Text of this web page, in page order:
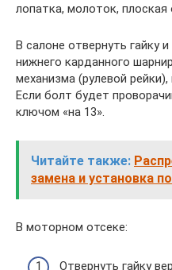
лопатка, молоток, плоская
В салоне отвернуть гайку
нижнего карданного
механизма (рулевой рейки),
Если болт будет
ключом «на 13».
Читайте также:
замена и установка
В моторном отсеке:
Отвернуть гайку